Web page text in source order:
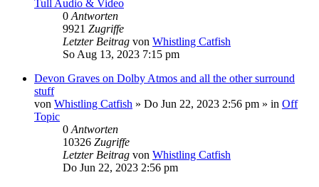
Tull Audio & Video
0 Antworten
9921 Zugriffe
Letzter Beitrag von Whistling Catfish
So Aug 13, 2023 7:15 pm
Devon Graves on Dolby Atmos and all the other surround
stuff
von Whistling Catfish » Do Jun 22, 2023 2:56 pm » in Off
Topic
0 Antworten
10326 Zugriffe
Letzter Beitrag von Whistling Catfish
Do Jun 22, 2023 2:56 pm